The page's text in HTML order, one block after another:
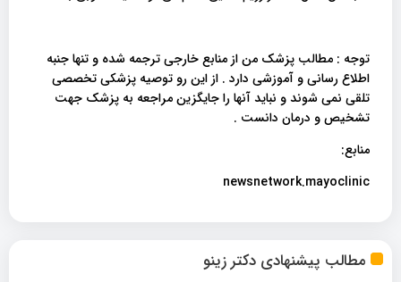
مطالب پیشنهادی دکتر زینو
توجه : مطالب پزشک من از منابع خارجی ترجمه شده و تنها جنبه
اطلاع رسانی و آموزشی دارد . از این رو توصیه پزشکی تخصصی
تلقی نمی شوند و نباید آنها را جایگزین مراجعه به پزشک جهت
تشخیص و درمان دانست .
منابع:
newsnetwork.mayoclinic